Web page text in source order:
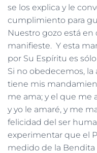
se los explica y le
cumplimiento para
Nuestro gozo está en
manifieste. Y esta
por Su Espíritu es
Si no obedecemos, la
tiene mis
me ama; y el que me
y yo le amaré, y me
felicidad del ser
experimentar que el
medido de la Bendita